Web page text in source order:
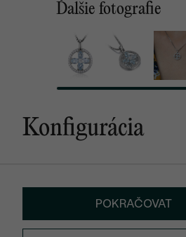
Ďalšie fotografie
Konfigurácia
POKRAČOVAT